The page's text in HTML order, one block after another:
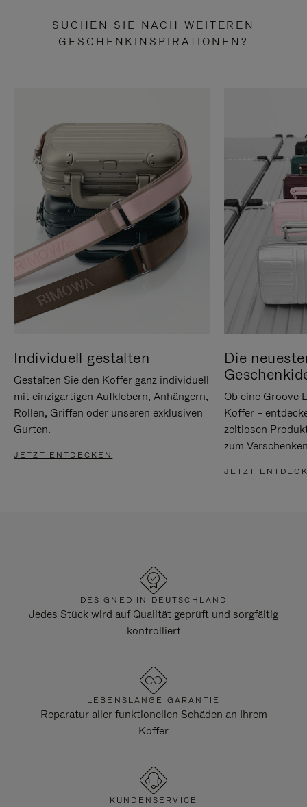
SUCHEN SIE NACH WEITEREN
GESCHENKINSPIRATIONEN?
Individuell gestalten
Gestalten Sie den Koffer ganz individuell
mit einzigartigen Aufklebern, Anhängern,
Rollen, Griffen oder unseren exklusiven
Gurten.
JETZT ENTDECKEN
Die
Ob eine Groove
Koffer –
zeitlosen
zum
JETZT
DESIGNED IN DEUTSCHLAND
Jedes Stück wird auf Qualität geprüft und sorgfältig
kontrolliert
LEBENSLANGE GARANTIE
Reparatur aller funktionellen Schäden an Ihrem
Koffer
KUNDENSERVICE